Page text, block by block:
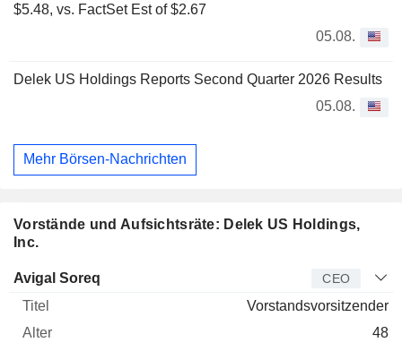
$5.48, vs. FactSet Est of $2.67
05.08.
Delek US Holdings Reports Second Quarter 2026 Results
05.08.
Mehr Börsen-Nachrichten
Vorstände und Aufsichtsräte: Delek US Holdings,
Inc.
Manager Titel
Avigal Soreq CEO
Vorstandsvorsitzender
48